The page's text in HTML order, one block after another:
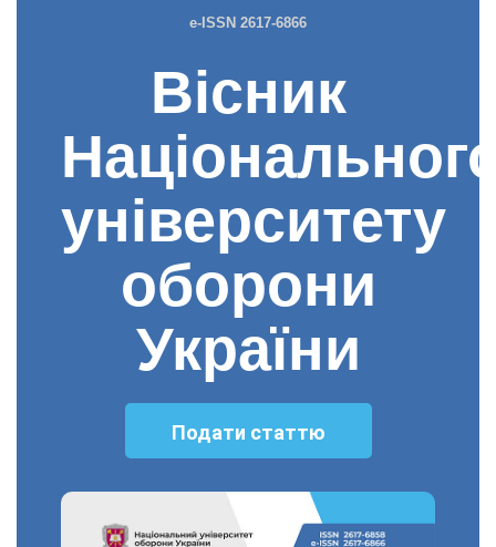
e-ISSN 2617-6866
Вісник
університету
оборони
України
Подати статтю